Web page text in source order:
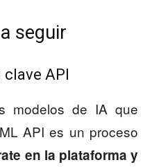
seguir
API
modelos de IA que
API es un proceso
en la plataforma y